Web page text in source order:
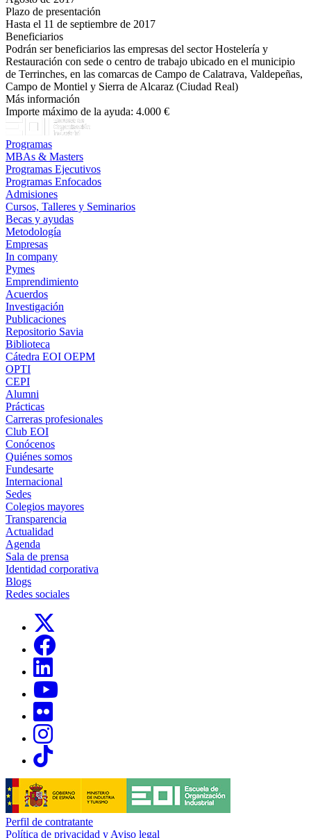
Plazo de presentación
Hasta el 11 de septiembre de 2017
Beneficiarios
Podrán ser beneficiarios las empresas del sector Hostelería y
Restauración con sede o centro de trabajo ubicado en el municipio
de Terrinches, en las comarcas de Campo de Calatrava, Valdepeñas,
Campo de Montiel y Sierra de Alcaraz (Ciudad Real)
Más información
Importe máximo de la ayuda: 4.000 €
Programas
MBAs & Masters
Programas Ejecutivos
Programas Enfocados
Admisiones
Cursos, Talleres y Seminarios
Becas y ayudas
Metodología
Empresas
In company
Pymes
Emprendimiento
Acuerdos
Investigación
Publicaciones
Repositorio Savia
Biblioteca
Cátedra EOI OEPM
OPTI
CEPI
Alumni
Prácticas
Carreras profesionales
Club EOI
Conócenos
Quiénes somos
Fundesarte
Internacional
Sedes
Colegios mayores
Transparencia
Actualidad
Agenda
Sala de prensa
Identidad corporativa
Blogs
Redes sociales
Links, Opens in this window
Links, Opens in this window
Links, Opens in this window
Links, Opens in this window
Links, Opens in this window
Perfil de contratante
Política de privacidad y Aviso legal